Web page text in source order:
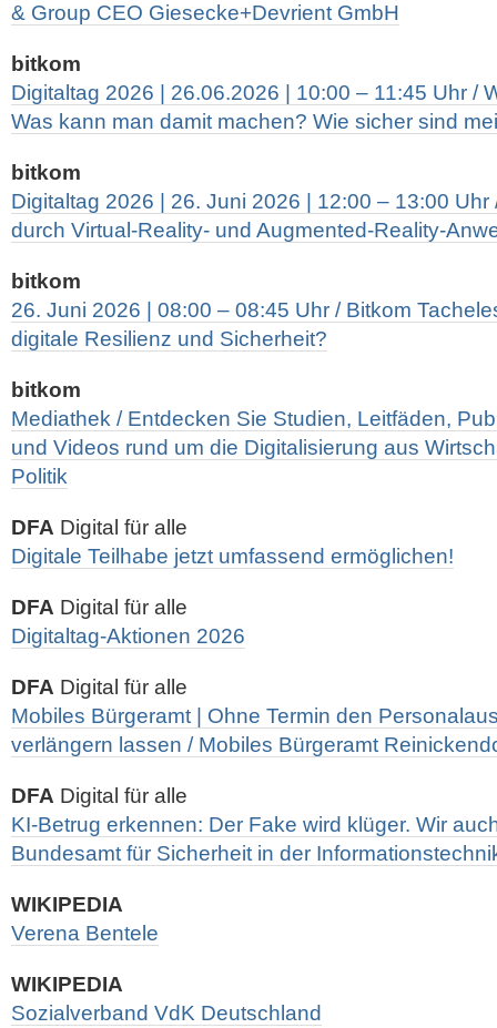
& Group CEO Giesecke+Devrient GmbH
bitkom
Digitaltag 2026 | 26.06.2026 | 10:00 – 11:45 Uhr /
Was kann man damit machen? Wie sicher sind
bitkom
Digitaltag 2026 | 26. Juni 2026 | 12:00 – 13:00
durch Virtual-Reality- und Augmented-Reality-
bitkom
26. Juni 2026 | 08:00 – 08:45 Uhr / Bitkom
digitale Resilienz und Sicherheit?
bitkom
Mediathek / Entdecken Sie Studien, Leitfäden,
und Videos rund um die Digitalisierung aus
Politik
DFA Digital für alle
Digitale Teilhabe jetzt umfassend ermöglichen!
DFA Digital für alle
Digitaltag-Aktionen 2026
DFA Digital für alle
Mobiles Bürgeramt | Ohne Termin den
verlängern lassen / Mobiles Bürgeramt
DFA Digital für alle
KI-Betrug erkennen: Der Fake wird klüger. Wir
Bundesamt für Sicherheit in der
WIKIPEDIA
Verena Bentele
WIKIPEDIA
Sozialverband VdK Deutschland